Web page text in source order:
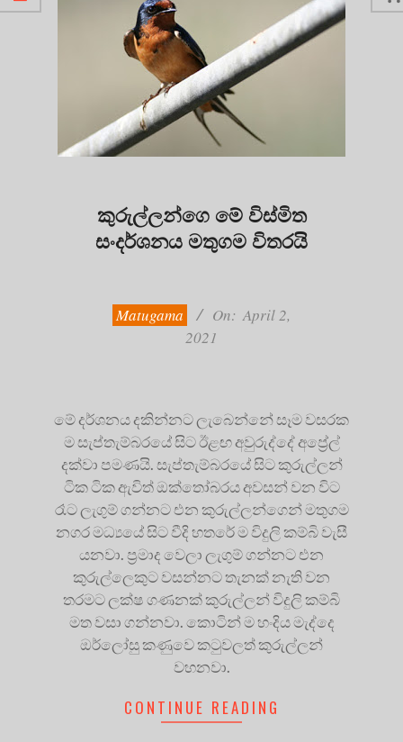
කුරුල්ලන්ගෙ මේ විස්මිත
සංදර්ශනය මතුගම විතරයි
Matugama On: April 2,
2021
මේ දර්ශනය දකින්නට ලැබෙන්නේ සෑම වසරක
ම සැප්තැම්බරයේ සිට ඊළඟ අවුරුද්දේ අප්‍රේල්
දක්වා පමණයි. සැප්තැම්බරයේ සිට කුරුල්ලන්
ටික ටික ඇවිත් ඔක්තෝබරය අවසන් වන විට
රෑට ලැගුම් ගන්නට එන කුරුල්ලන්ගෙන් මතුගම
නගර මධ්‍යයේ සිට වීදි හතරේ ම විදුලි කම්බි වැසී
යනවා. ප්‍රමාද වෙලා ලැගුම් ගන්නට එන
කුරුල්ලෙකුට වසන්නට තැනක් නැති වන
තරමට ලක්ෂ ගණනක් කුරුල්ලන් විදුලි කම්බි
මත වසා ගන්නවා. කොටින් ම හංදිය මැද්දෙ
ඔර්ලෝසු කණුවෙ කටුවලත් කුරුල්ලන්
වහනවා.
CONTINUE READING